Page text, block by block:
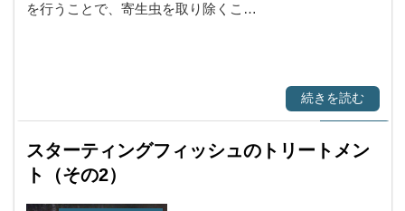
を行うことで、寄生虫を取り除くこ…
続きを読む
スターティングフィッシュのトリートメン
ト（その2）